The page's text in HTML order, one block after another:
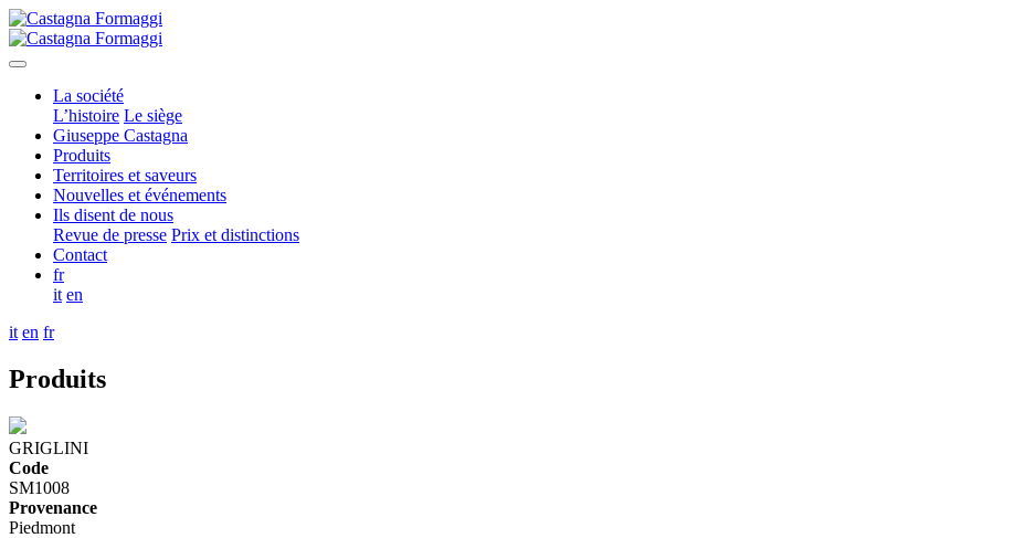
La société
L’histoire Le siège
Giuseppe Castagna
Produits
Territoires et saveurs
Nouvelles et événements
Ils disent de nous
Revue de presse Prix et distinctions
Contact
fr
it en
it en fr
Produits
GRIGLINI
Code
SM1008
Provenance
Piedmont